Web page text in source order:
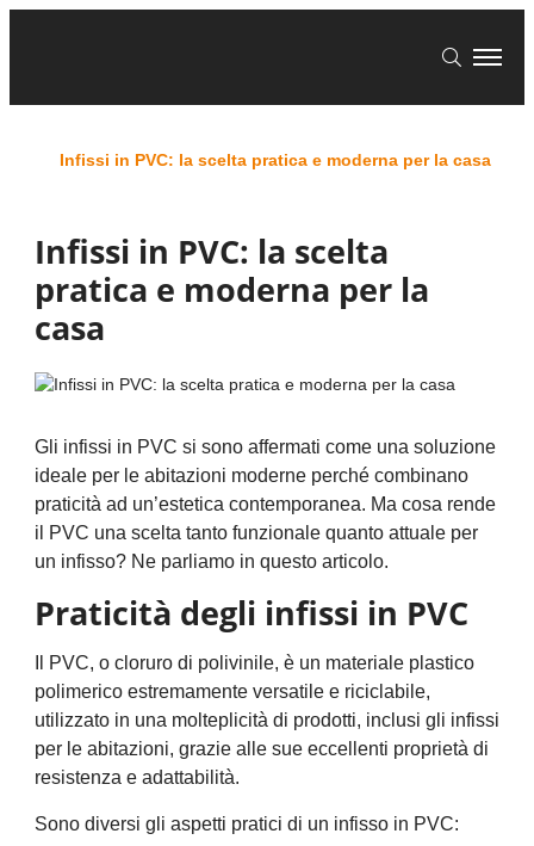
Infissi in PVC: la scelta pratica e moderna per la casa
Infissi in PVC: la scelta
pratica e moderna per la
casa
Gli infissi in PVC si sono affermati come una soluzione
ideale per le abitazioni moderne perché combinano
praticità ad un’estetica contemporanea. Ma cosa rende
il PVC una scelta tanto funzionale quanto attuale per
un infisso? Ne parliamo in questo articolo.
Praticità degli infissi in PVC
Il PVC, o cloruro di polivinile, è un materiale plastico
polimerico estremamente versatile e riciclabile,
utilizzato in una molteplicità di prodotti, inclusi gli infissi
per le abitazioni, grazie alle sue eccellenti proprietà di
resistenza e adattabilità.
Sono diversi gli aspetti pratici di un infisso in PVC: